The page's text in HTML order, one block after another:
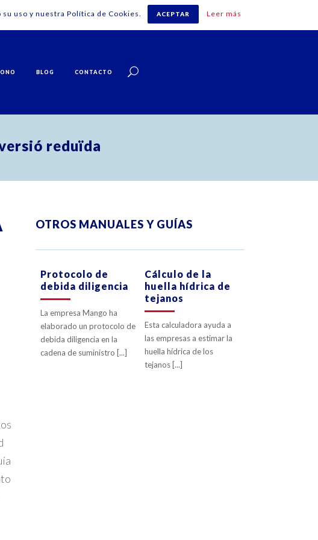
Español
BLOG CONTACTO
reduïda
OTROS MANUALES Y GUÍAS
0LIKES
Protocolo de
debida diligencia
La empresa Mango ha
elaborado un protocolo de
debida diligencia en la
cadena de suministro [...]
0LIKES
Cálculo de la
huella hídrica de
tejanos
Esta calculadora ayuda a
las empresas a estimar la
huella hídrica de los
tejanos [...]
uso y nuestra Política de Cookies. ACEPTAR Leer más